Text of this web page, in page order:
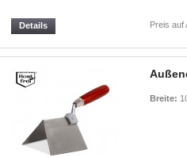
Preis auf
Details
Breite: